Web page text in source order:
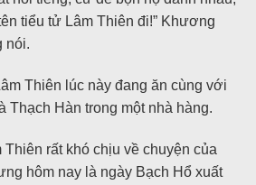
tiểu tử Lâm Thiên đi!” Khương
nói.
Thiên lúc này đang ăn cùng với
Thạch Hàn trong một nhà hàng.
Thiên rất khó chịu về chuyện của
hôm nay là ngày Bạch Hổ xuất